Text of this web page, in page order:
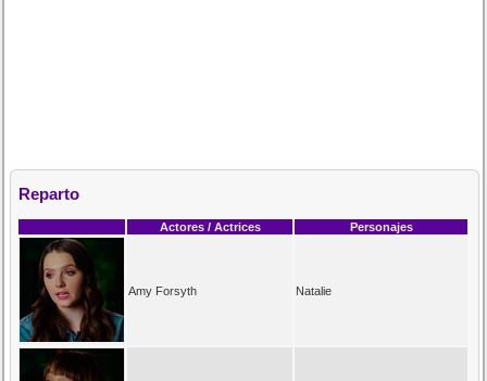
Reparto
Actores / Actrices Personajes
Amy Forsyth Natalie